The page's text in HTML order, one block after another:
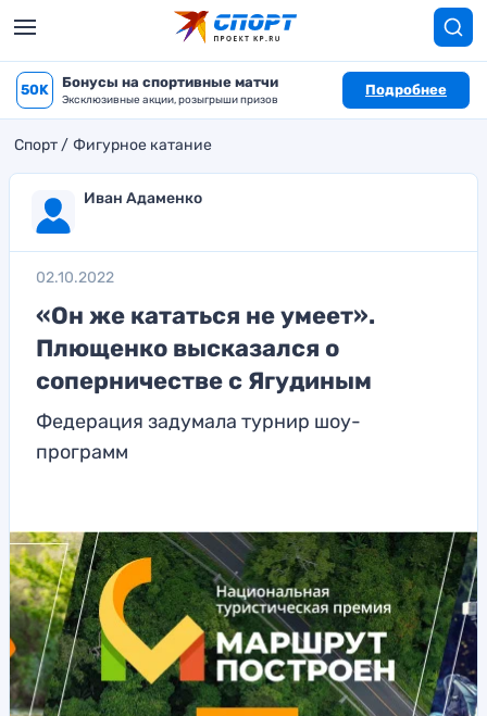
50K Бонусы на спортивные матчи
Эксклюзивные акции, розыгрыши призов
Подробнее
Спорт Фигурное катание
Иван Адаменко
02.10.2022
«Он же кататься не умеет».
Плющенко высказался о
соперничестве с Ягудиным
Федерация задумала турнир шоу-
программ